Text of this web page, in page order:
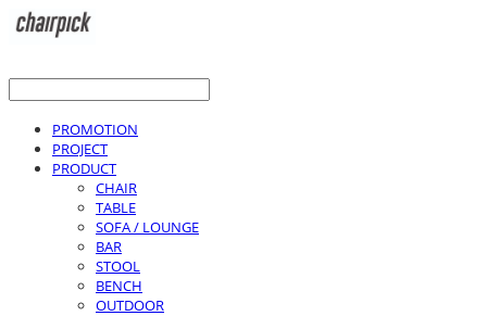
PROMOTION
PROJECT
PRODUCT
CHAIR
TABLE
SOFA / LOUNGE
BAR
STOOL
BENCH
OUTDOOR